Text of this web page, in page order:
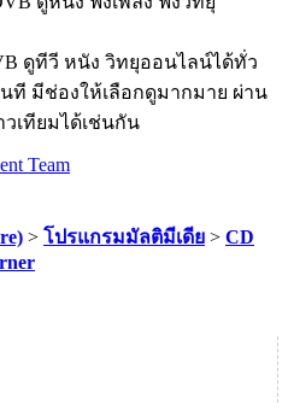
ดูทีวี หนัง วิทยุออนไลน์ได้ทั่ว
ที มีช่องให้เลือกดูมากมาย ผ่าน
วเทียมได้เช่นกัน
Team
> โปรแกรมมัลติมีเดีย > CD